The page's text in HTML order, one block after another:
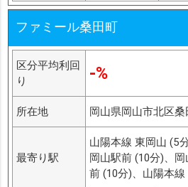
ファミール桑田町
区分平均利回
り
-%
所在地 岡山県岡山市北区
最寄り駅
山陽本線 東岡山 (5
岡山駅前 (10分)、
前 (10分)、山陽本線